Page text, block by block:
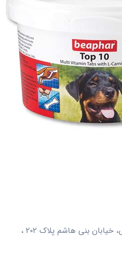
بزرگراه شهید سلیمانی، خیابان بنی هاشم پلاک ۲۰۲ ،